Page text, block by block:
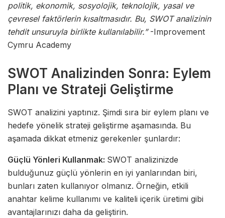
politik, ekonomik, sosyolojik, teknolojik, yasal ve
çevresel faktörlerin kısaltmasıdır. Bu, SWOT analizinin
tehdit unsuruyla birlikte kullanılabilir.”-Improvement
Cymru Academy
SWOT Analizinden Sonra: Eylem
Planı ve Strateji Geliştirme
SWOT analizini yaptınız. Şimdi sıra bir eylem planı ve
hedefe yönelik strateji geliştirme aşamasında. Bu
aşamada dikkat etmeniz gerekenler şunlardır:
Güçlü Yönleri Kullanmak: SWOT analizinizde
bulduğunuz güçlü yönlerin en iyi yanlarından biri,
bunları zaten kullanıyor olmanız. Örneğin, etkili
anahtar kelime kullanımı ve kaliteli içerik üretimi gibi
avantajlarınızı daha da geliştirin.